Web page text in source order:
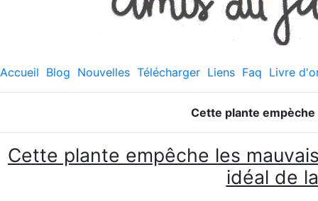
Accueil Blog Nouvelles Télécharger Liens Faq Livre
Cette plante
Cette plante empêche les
idéal de